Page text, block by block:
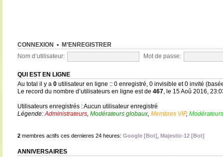
CONNEXION • M’ENREGISTRER
Nom d’utilisateur: Mot de passe:
QUI EST EN LIGNE
Au total il y a 0utilisateur en ligne :: 0 enregistré, 0 invisible et 0 invité
Le record du nombre d’utilisateurs en ligne est de 467, le 15 Aoû 2016,
Utilisateurs enregistrés : Aucun utilisateur enregistré
Légende:Administrateurs, Modérateurs globaux, Membres VIP,
2membres actifs ces dernieres 24 heures: Google [Bot] Majestic-12 [Bot]
ANNIVERSAIRES